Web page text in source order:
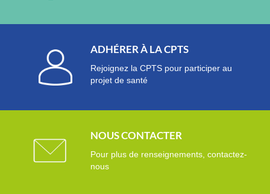
ADHÉRER À LA CPTS
Rejoignez la CPTS pour participer au
projet de santé
NOUS CONTACTER
Pour plus de renseignements, contactez-
nous